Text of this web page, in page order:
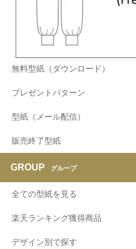
無料型紙（ダウンロード）
プレゼントパターン
型紙（メール配信）
販売終了型紙
GROUP グループ
全ての型紙を見る
楽天ランキング獲得商品
デザイン別で探す